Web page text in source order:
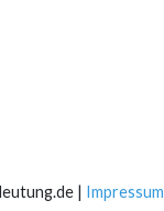
| Impressum